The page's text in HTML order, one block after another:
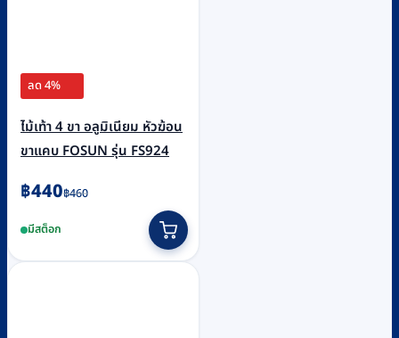
ลด 4%
ไม้เท้า 4 ขา อลูมิเนียม หัวฆ้อน
ขาแคบ FOSUN รุ่น FS924
฿460
Original
was:
฿460.
฿440
Current
is:
฿440.
มีสต็อก